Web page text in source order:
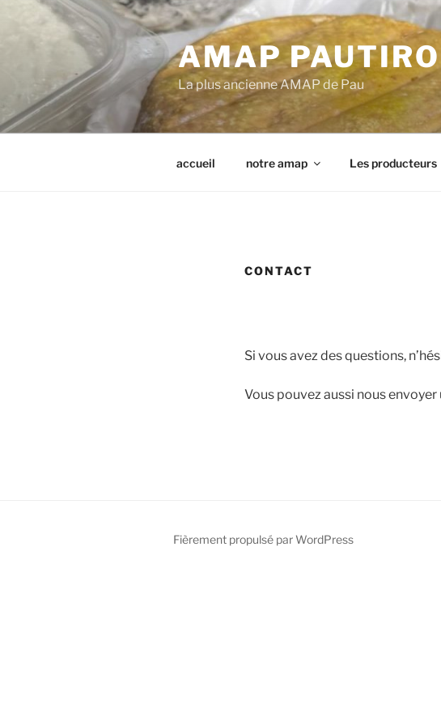
AMAP
La plus ancienne AMAP de Pau
accueil notre amap Les producteurs
CONTACT
Si vous avez des questions,
Vous pouvez aussi nous envoyer
Fièrement propulsé par WordPress